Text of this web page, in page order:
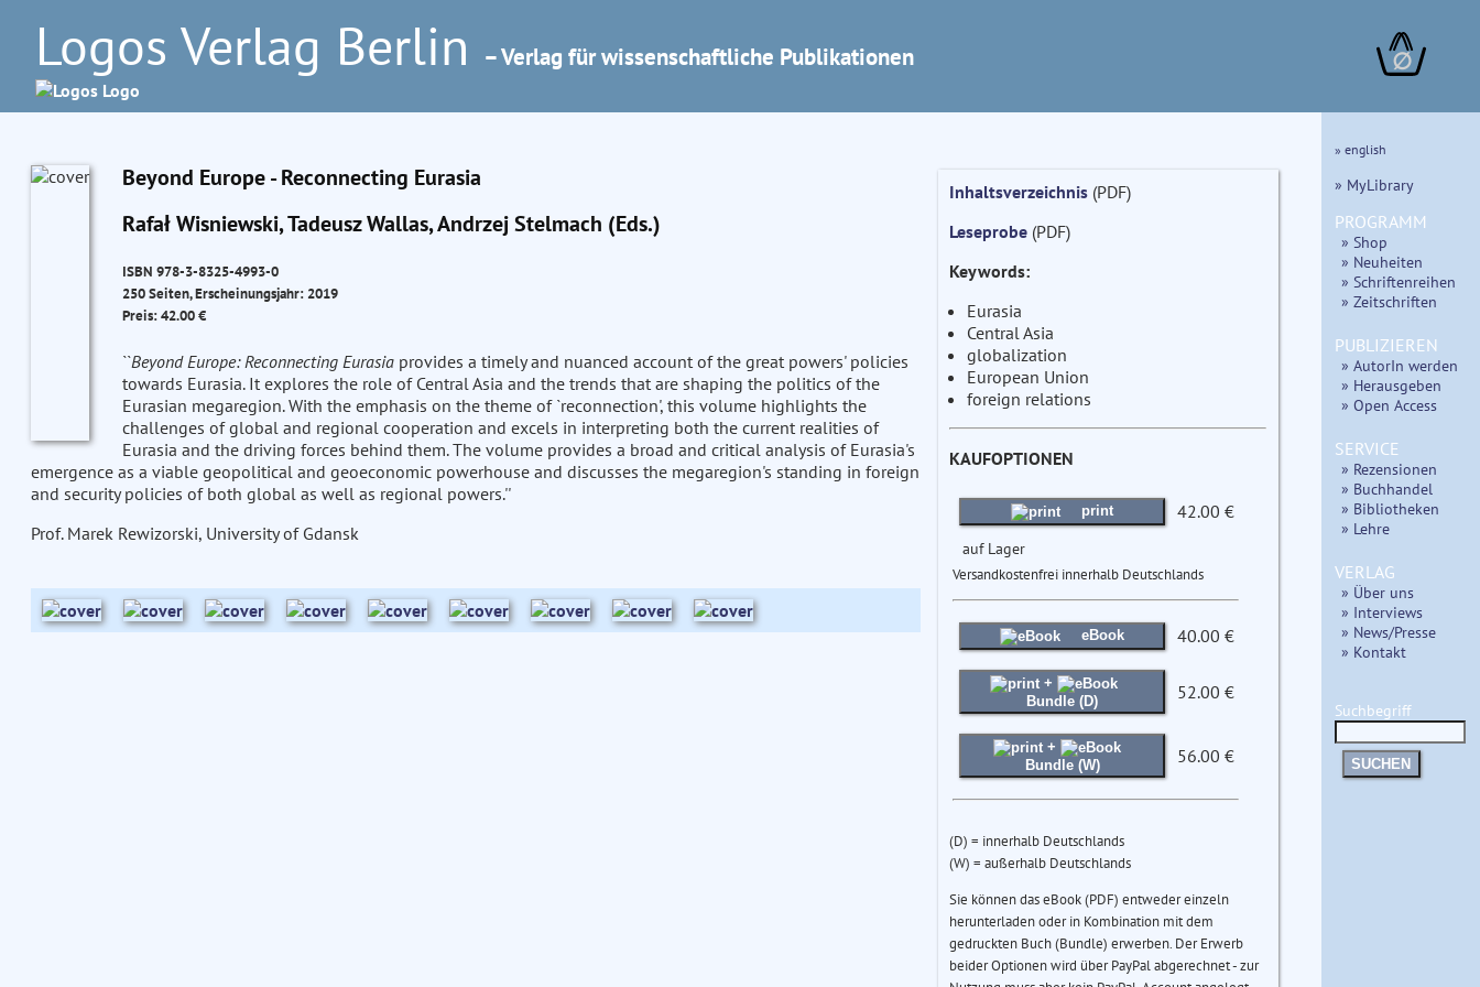
Logos Verlag Berlin – Verlag für wissenschaftliche Publikationen ∅
Beyond Europe - Reconnecting Eurasia
Rafał Wisniewski, Tadeusz Wallas, Andrzej Stelmach (Eds.)
ISBN 978-3-8325-4993-0
250 Seiten, Erscheinungsjahr: 2019
Preis: 42.00 €
``Beyond Europe: Reconnecting Eurasiaprovides a timely and nuanced account of the great powers' policies
towards Eurasia. It explores the role of Central Asia and the trends that are shaping the politics of the
Eurasian megaregion. With the emphasis on the theme of `reconnection', this volume highlights the
challenges of global and regional cooperation and excels in interpreting both the current realities of
Eurasia and the driving forces behind them. The volume provides a broad and critical analysis of Eurasia's
emergence as a viable geopolitical and geoeconomic powerhouse and discusses the megaregion's standing in foreign
and security policies of both global as well as regional powers.''
Prof. Marek Rewizorski, University of Gdansk
Inhaltsverzeichnis(PDF)
Leseprobe(PDF)
Keywords:
Eurasia
Central Asia
globalization
European Union
foreign relations
KAUFOPTIONEN
print 42.00 €
auf Lager
Versandkostenfrei innerhalb Deutschlands
eBook 40.00 €
+
Bundle (D)
52.00 €
+
Bundle (W)
56.00 €
(D) = innerhalb Deutschlands
(W) = außerhalb Deutschlands
Sie können das eBook (PDF) entweder einzeln
herunterladen oder in Kombination mit dem
gedruckten Buch (Bundle) erwerben. Der Erwerb
beider Optionen wird über PayPal abgerechnet - zur
» english
» MyLibrary
PROGRAMM
» Shop
» Neuheiten
» Schriftenreihen
» Zeitschriften
PUBLIZIEREN
» AutorIn werden
» Herausgeben
» Open Access
SERVICE
» Rezensionen
» Buchhandel
» Bibliotheken
» Lehre
VERLAG
» Über uns
» Interviews
» News/Presse
» Kontakt
Suchbegriff
SUCHEN